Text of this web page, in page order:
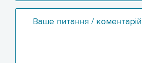
Ваше питання / коментарій